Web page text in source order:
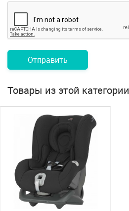
Отправить
Товары из этой категории